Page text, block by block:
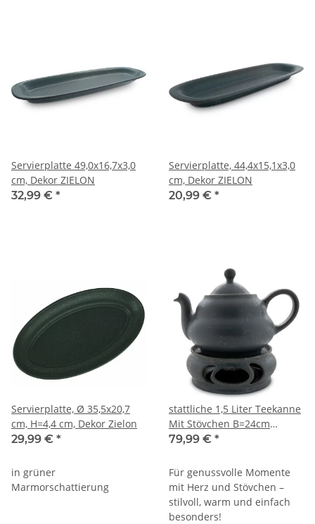
Servierplatte 49,0x16,7x3,0
cm, Dekor ZIELON
32,99 € *
Servierplatte, 44,4x15,1x3,0
cm, Dekor ZIELON
20,99 € *
Servierplatte, Ø 35,5x20,7
cm, H=4,4 cm, Dekor Zielon
29,99 € *
in grüner
Marmorschattierung
stattliche 1,5 Liter Teekanne
Mit Stövchen B=24cm
L=25cm H=17cm Dekor
79,99 € *
Für genussvolle Momente
mit Herz und Stövchen –
stilvoll, warm und einfach
besonders!